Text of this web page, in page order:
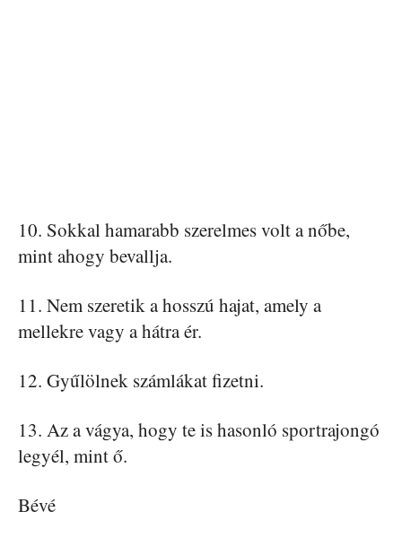
10. Sokkal hamarabb szerelmes volt a nőbe,
mint ahogy bevallja.
11. Nem szeretik a hosszú hajat, amely a
mellekre vagy a hátra ér.
12. Gyűlölnek számlákat fizetni.
13. Az a vágya, hogy te is hasonló sportrajongó
legyél, mint ő.
Bévé